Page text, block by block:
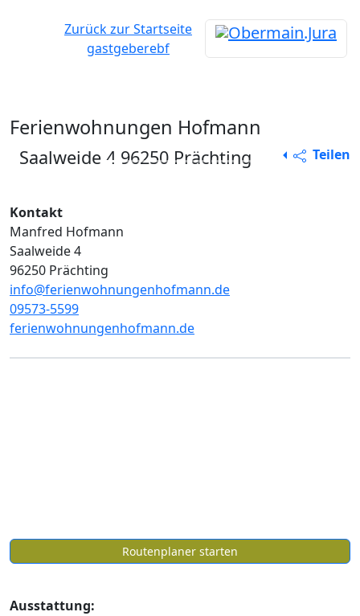
Zurück zur Startseite
gastgeberebf
Ferienwohnungen Hofmann
Saalweide 4 96250 Prächting Teilen
Kontakt
Manfred Hofmann
Saalweide 4
96250 Prächting
info@ferienwohnungenhofmann.de
09573-5599
ferienwohnungenhofmann.de
Routenplaner starten
Ausstattung: